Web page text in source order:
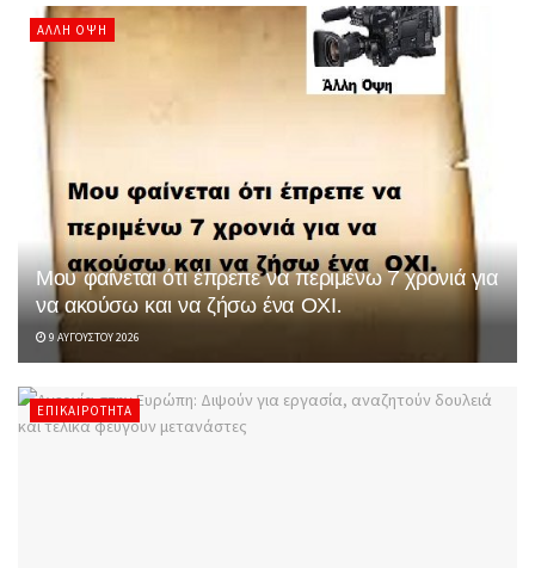
ΆΛΛΗ ΌΨΗ
Μου φαίνεται ότι έπρεπε να περιμένω 7 χρονιά για
να ακούσω και να ζήσω ένα ΟΧΙ.
9 ΑΥΓΟΎΣΤΟΥ 2026
ΕΠΙΚΑΙΡΌΤΗΤΑ